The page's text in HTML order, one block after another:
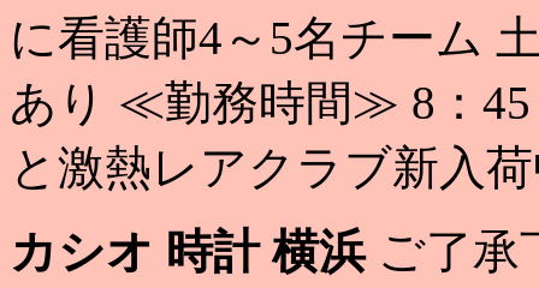
に看護師4～5名チーム
あり ≪勤務時間≫ 8：45
と激熱レアクラブ新入
カシオ 時計 横浜ご了承